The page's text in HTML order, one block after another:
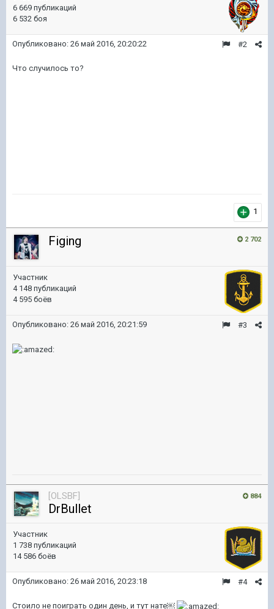
6 669 публикаций
6 532 боя
#2
Опубликовано: 26 май 2016, 20:20:22
Что случилось то?
1
2 702
Figing
Участник
4 148 публикаций
4 595 боёв
#3
Опубликовано: 26 май 2016, 20:21:59
884
[OLSBF]
DrBullet
Участник
1 738 публикаций
14 586 боёв
#4
Опубликовано: 26 май 2016, 20:23:18
Стоило не поиграть один день, и тут нате￼​